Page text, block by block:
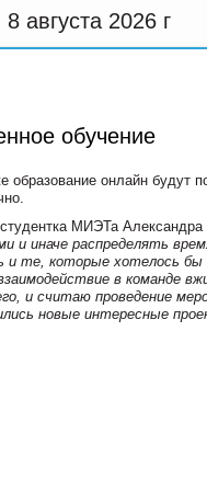
8 августа 2026 г
обучение
онлайн будут
МИЭТа Александра
и иначе распределять
и те, которые хотелось бы
в команде
и считаю проведение
новые интересные